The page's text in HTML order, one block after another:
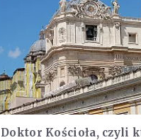
Doktor Kościoła, czyli